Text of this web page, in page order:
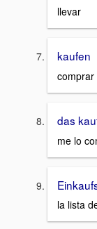
llevar
kaufen
comprar
das
me lo
la lista